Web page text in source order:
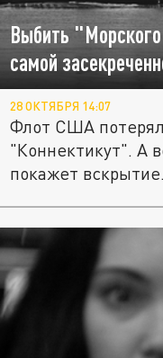
Выбить
самой
28 ОКТЯБРЯ 14:07
Флот США
"Коннектикут". А
покажет вскрытие.